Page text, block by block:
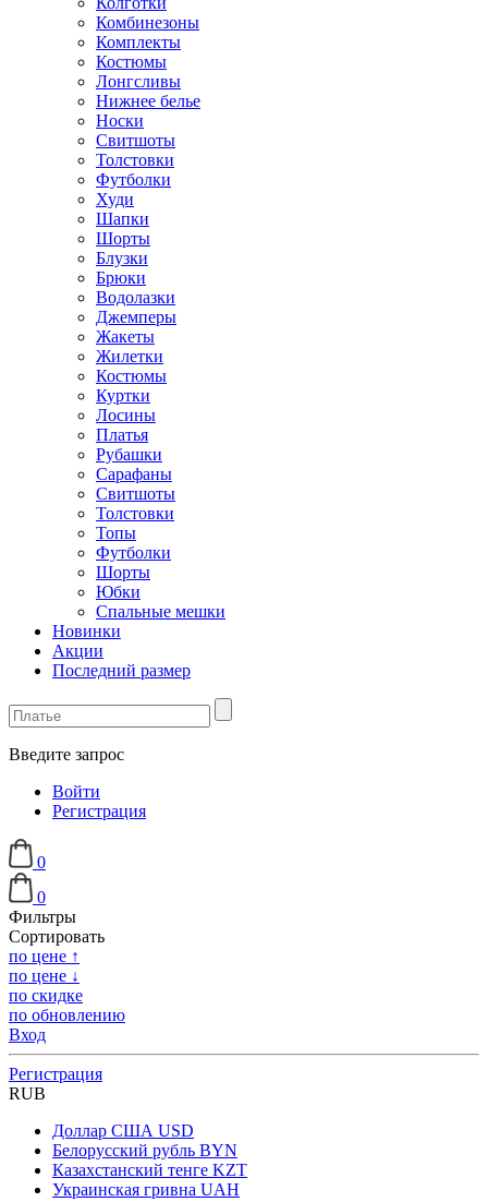
Комбинезоны
Комплекты
Костюмы
Лонгсливы
Нижнее белье
Носки
Свитшоты
Толстовки
Футболки
Худи
Шапки
Шорты
Блузки
Брюки
Водолазки
Джемперы
Жакеты
Жилетки
Костюмы
Куртки
Лосины
Платья
Рубашки
Сарафаны
Свитшоты
Толстовки
Топы
Футболки
Шорты
Юбки
Спальные мешки
Новинки
Акции
Последний размер
Введите запрос
Войти
Регистрация
0
0
Фильтры
Сортировать
по цене ↑
по цене ↓
по скидке
по обновлению
Вход
Регистрация
RUB
Доллар США USD
Белорусский рубль BYN
Казахстанский тенге KZT
Украинская гривна UAH